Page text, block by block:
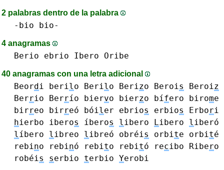
2 palabras dentro de la palabra
-bio bio-
4 anagramas
Berio ebrio Ibero Oribe
40 anagramas con una letra adicional
Beordi berilo Berilo Berizo Berois Beroiz
Berrio Berrío biervo bierzo bífero birome
birreo birreó bóiler ebrios erbios Erbori
hierbo iberos íberos libero Libero liberó
líbero libreo libreó obréis orbite orbité
rebino rebinó rebito rebitó recibo Ribero
robéis serbio terbio Yerobi